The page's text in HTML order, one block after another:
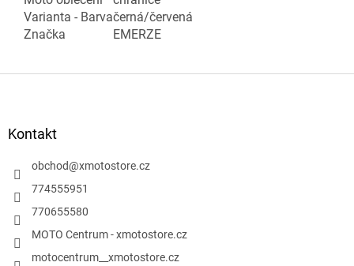
Varianta - Barvačerná/červená
Značka
EMERZE
Kontakt
obchod@xmotostore.cz
774555951
770655580
MOTO Centrum - xmotostore.cz
motocentrum__xmotostore.cz